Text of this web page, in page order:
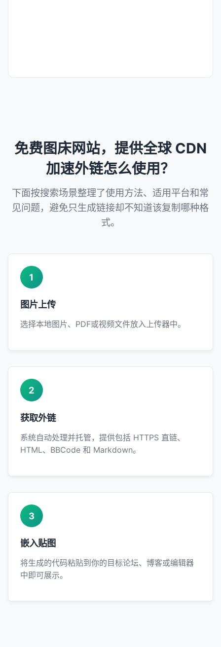
免费图床网站，提供全球 CDN
加速外链怎么使用？
下面按搜索场景整理了使用方法、适用平台和常
见问题，避免只生成链接却不知道该复制哪种格
式。
1
图片上传
选择本地图片、PDF或视频文件放入上传器中。
2
获取外链
系统自动处理并托管，提供包括 HTTPS 直链、
HTML、BBCode 和 Markdown。
3
嵌入贴图
将生成的代码粘贴到你的目标论坛、博客或编辑器
中即可展示。